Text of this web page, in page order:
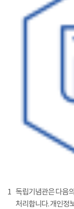
1 독립기념관은 다음
처리합니다. 개인정